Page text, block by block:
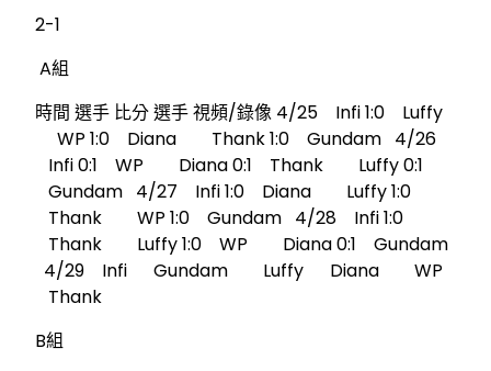
2-1
A組
時間 選手 比分 選手 視頻/錄像 4/25 Infi 1:0 Luffy
WP 1:0 Diana Thank 1:0 Gundam 4/26
Infi 0:1 WP Diana 0:1 Thank Luffy 0:1
Gundam 4/27 Infi 1:0 Diana Luffy 1:0
Thank WP 1:0 Gundam 4/28 Infi 1:0
Thank Luffy 1:0 WP Diana 0:1 Gundam
4/29 Infi Gundam Luffy Diana WP
Thank
B組